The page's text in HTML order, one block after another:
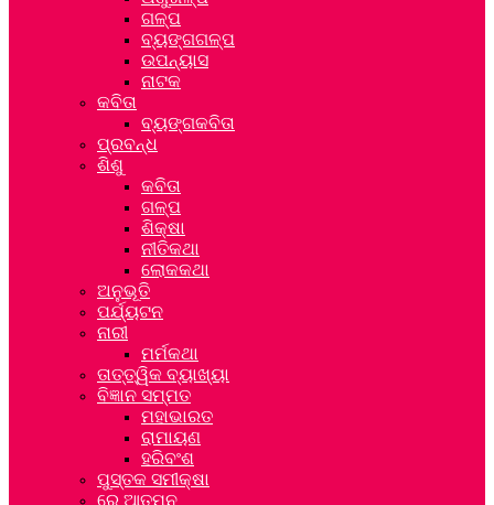
ଗଳ୍ପ
ବ୍ୟଙ୍ଗଗଳ୍ପ
ଉପନ୍ୟାସ
ନାଟକ
କବିତା
ବ୍ୟଙ୍ଗକବିତା
ପ୍ରବନ୍ଧ
ଶିଶୁ
କବିତା
ଗଳ୍ପ
ଶିକ୍ଷା
ନୀତିକଥା
ଲୋକକଥା
ଅନୁଭୂତି
ପର୍ଯ୍ୟଟନ
ନାରୀ
ମର୍ମକଥା
ତାତ୍ତ୍ୱିକ ବ୍ୟାଖ୍ୟା
ବିଜ୍ଞାନ ସମ୍ମତ
ମହାଭାରତ
ରାମାୟଣ
ହରିବଂଶ
ପୁସ୍ତକ ସମୀକ୍ଷା
ରେ ଆତ୍ମନ